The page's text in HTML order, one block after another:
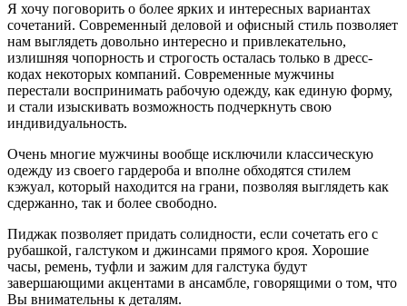
Я хочу поговорить о более ярких и интересных вариантах
сочетаний. Современный деловой и офисный стиль позволяет
нам выглядеть довольно интересно и привлекательно,
излишняя чопорность и строгость осталась только в дресс-
кодах некоторых компаний. Современные мужчины
перестали воспринимать рабочую одежду, как единую форму,
и стали изыскивать возможность подчеркнуть свою
индивидуальность.
Очень многие мужчины вообще исключили классическую
одежду из своего гардероба и вполне обходятся стилем
кэжуал, который находится на грани, позволяя выглядеть как
сдержанно, так и более свободно.
Пиджак позволяет придать солидности, если сочетать его с
рубашкой, галстуком и джинсами прямого кроя. Хорошие
часы, ремень, туфли и зажим для галстука будут
завершающими акцентами в ансамбле, говорящими о том, что
Вы внимательны к деталям.